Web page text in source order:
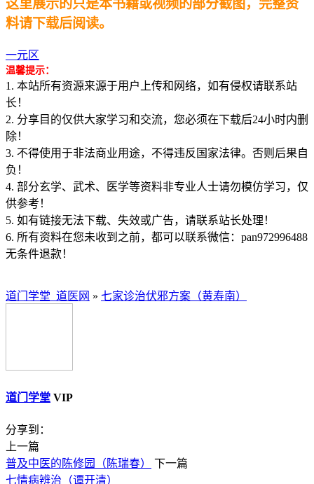
这里展示的只是本书籍或视频的部分截图，完整资
料请下载后阅读。
一元区
温馨提示：
1. 本站所有资源来源于用户上传和网络，如有侵权请联系站
长！
2. 分享目的仅供大家学习和交流，您必须在下载后24小时内删
除！
3. 不得使用于非法商业用途，不得违反国家法律。否则后果自
负！
4. 部分玄学、武术、医学等资料非专业人士请勿模仿学习，仅
供参考！
5. 如有链接无法下载、失效或广告，请联系站长处理！
6. 所有资料在您未收到之前，都可以联系微信：pan972996488
无条件退款！
道门学堂_道医网 » 七家诊治伏邪方案（黄寿南）
道门学堂 VIP
分享到：
上一篇
普及中医的陈修园（陈瑞春）
下一篇
七情病辨治（谭开清）